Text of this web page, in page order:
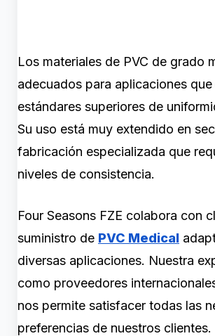
Los materiales de PVC de grado
adecuados para aplicaciones que
estándares superiores de
Su uso está muy extendido en
fabricación especializada que
niveles de consistencia.
Four Seasons FZE colabora con
suministro de PVC Medical
diversas aplicaciones. Nuestra
como proveedores
nos permite satisfacer todas las
preferencias de nuestros clientes.